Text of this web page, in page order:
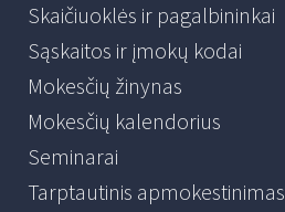
Skaičiuoklės ir pagalbininkai
Sąskaitos ir įmokų kodai
Mokesčių žinynas
Mokesčių kalendorius
Seminarai
Tarptautinis apmokestinimas